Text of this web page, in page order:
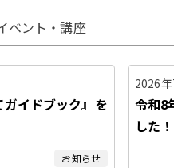
ベント・講座
イドブック』を
お知らせ
2026
令和8
した！